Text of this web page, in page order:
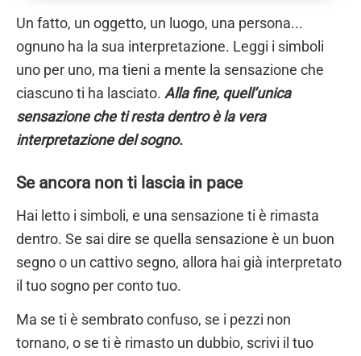
Un fatto, un oggetto, un luogo, una persona...
ognuno ha la sua interpretazione. Leggi i simboli
uno per uno, ma tieni a mente la sensazione che
ciascuno ti ha lasciato. Alla fine, quell’unica
sensazione che ti resta dentro è la vera
interpretazione del sogno.
Se ancora non ti lascia in pace
Hai letto i simboli, e una sensazione ti è rimasta
dentro. Se sai dire se quella sensazione è un buon
segno o un cattivo segno, allora hai già interpretato
il tuo sogno per conto tuo.
Ma se ti è sembrato confuso, se i pezzi non
tornano, o se ti è rimasto un dubbio, scrivi il tuo